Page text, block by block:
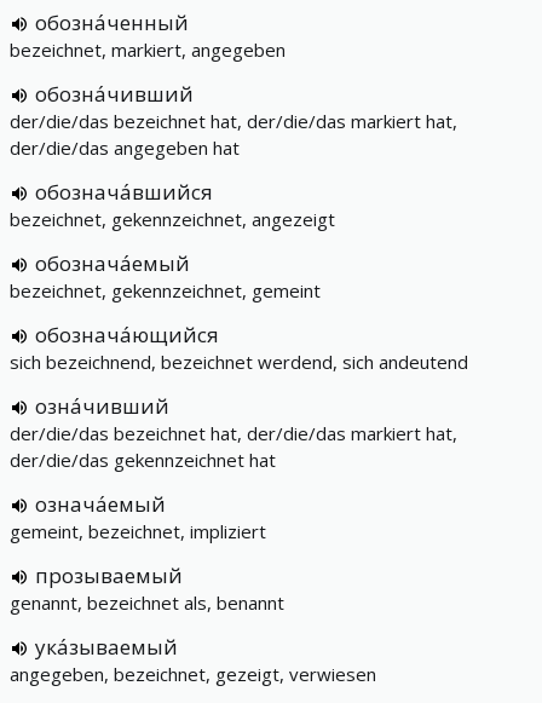
обозна́ченный
bezeichnet, markiert, angegeben
обозна́чивший
der/die/das bezeichnet hat, der/die/das markiert hat,
der/die/das angegeben hat
обознача́вшийся
bezeichnet, gekennzeichnet, angezeigt
обознача́емый
bezeichnet, gekennzeichnet, gemeint
обознача́ющийся
sich bezeichnend, bezeichnet werdend, sich andeutend
озна́чивший
der/die/das bezeichnet hat, der/die/das markiert hat,
der/die/das gekennzeichnet hat
означа́емый
gemeint, bezeichnet, impliziert
прозываемый
genannt, bezeichnet als, benannt
ука́зываемый
angegeben, bezeichnet, gezeigt, verwiesen